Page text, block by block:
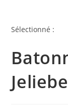
Sélectionné :